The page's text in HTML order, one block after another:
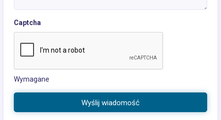
Captcha
Wymagane
Wyślij wiadomość